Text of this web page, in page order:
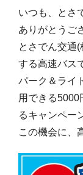
いつも、とさ
ありがとうご
とさでん交通
する高速バス
パーク＆ライ
用できる5000
るキャンペー
この機会に、